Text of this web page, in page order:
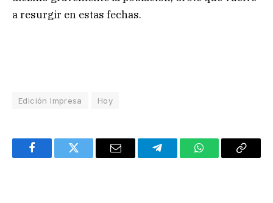
a resurgir en estas fechas.
Edición Impresa Hoy
FacebookTwitter Email TelegramWhatsAppCopy